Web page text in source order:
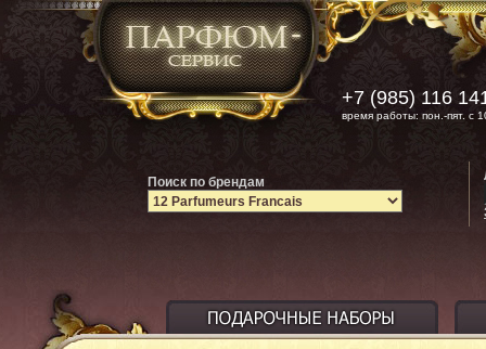
+7 (985) 116
время работы: пон.-пят. с
Поиск по брендам